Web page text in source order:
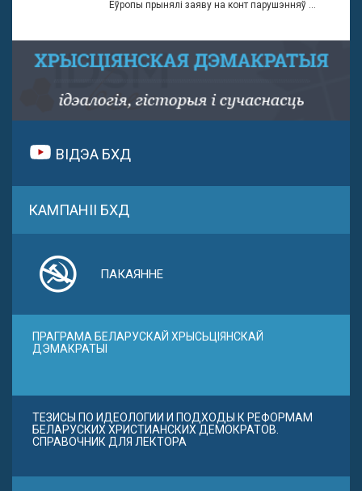
Еўропы прынялі заяву на конт парушэнняў ...
ВІДЭА БХД
КАМПАНІІ БХД
ПАКАЯННЕ
ПРАГРАМА БЕЛАРУСКАЙ ХРЫСЬЦІЯНСКАЙ
ДЭМАКРАТЫІ
ТЕЗИСЫ ПО ИДЕОЛОГИИ И ПОДХОДЫ К РЕФОРМАМ
БЕЛАРУСКИХ ХРИСТИАНСКИХ ДЕМОКРАТОВ.
СПРАВОЧНИК ДЛЯ ЛЕКТОРА